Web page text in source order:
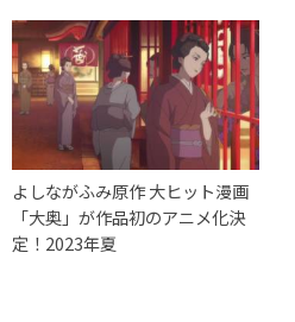
よしながふみ原作 大ヒット漫画
「大奥」が作品初のアニメ化決
定！2023年夏